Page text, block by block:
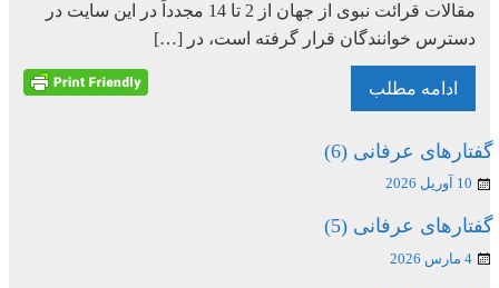
مقالات قرائت نبوی از جهان از 2 تا 14 مجدداً در این سایت در
دسترس خوانندگان قرار گرفته است، در […]
ادامه مطلب
گفتارهای عرفانی (6)
10 آوریل 2026
گفتارهای عرفانی (5)
4 مارس 2026